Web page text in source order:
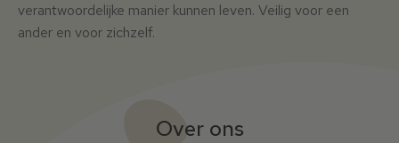
verantwoordelijke manier kunnen leven. Veilig voor een
ander en voor zichzelf.
Over ons